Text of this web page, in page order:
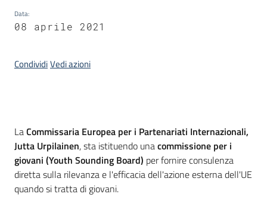
Data:
08 aprile 2021
CondividiVedi azioni
Introduzione
LaCommissaria Europea per i Partenariati Internazionali,
Jutta Urpilainen, sta istituendo unacommissione per i
giovani (Youth Sounding Board) per fornire consulenza
diretta sulla rilevanza e l'efficacia dell'azione esterna dell'UE
quando si tratta di giovani.